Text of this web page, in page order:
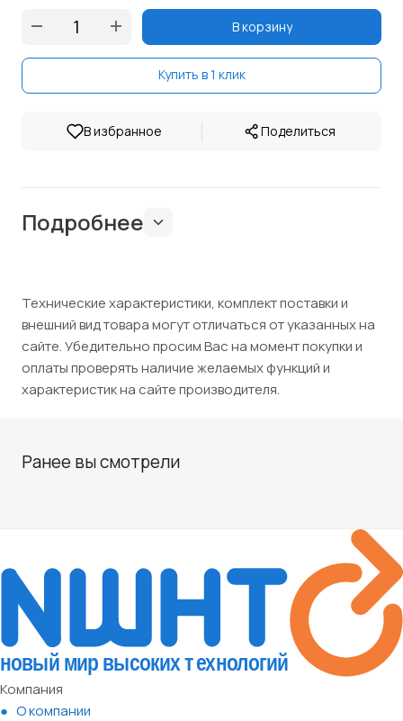
В корзину
Купить в 1 клик
В избранное | Поделиться
Подробнее
Технические характеристики, комплект поставки и
внешний вид товара могут отличаться от указанных на
сайте. Убедительно просим Вас на момент покупки и
оплаты проверять наличие желаемых функций и
характеристик на сайте производителя.
Ранее вы смотрели
Компания
О компании